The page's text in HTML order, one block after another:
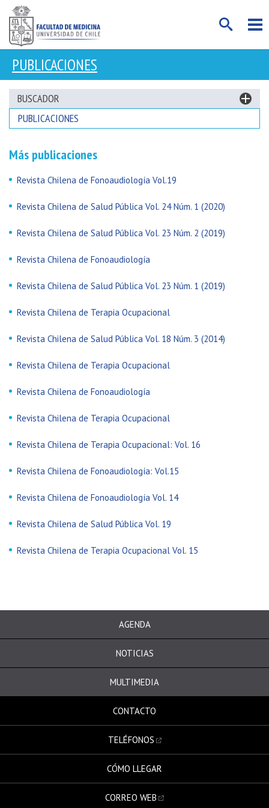
PUBLICACIONES
BUSCADOR
PUBLICACIONES
Más publicaciones
Revista Chilena de Fonoaudiología Vol.19
Revista Chilena de Salud Pública Vol. 24 Núm. 1 (2020)
Revista Chilena de Salud Pública Vol. 23 Núm. 2 (2019)
Revista Chilena de Fonoaudiología
Revista Chilena de Salud Pública Vol. 23 Núm. 1 (2019)
Revista Chilena de Terapia Ocupacional
Revista Chilena de Salud Pública Vol. 18 Núm. 3 (2014)
Revista Chilena de Terapia Ocupacional
Revista Chilena de Fonoaudiología
Revista Chilena de Terapia Ocupacional
Revista Chilena de Terapia Ocupacional: Vol. 16
Revista Chilena de Fonoaudiología: Vol.15
Revista Chilena de Fonoaudiología Vol. 14
Revista Chilena de Salud Pública Vol. 19
Revista Chilena de Terapia Ocupacional Vol. 15
AGENDA
NOTICIAS
MULTIMEDIA
CONTACTO
TELÉFONOS
CÓMO LLEGAR
CORREO WEB